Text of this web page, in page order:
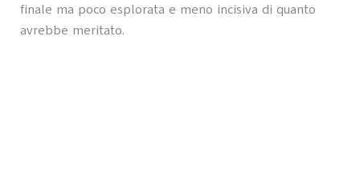
finale ma poco esplorata e meno incisiva di quanto
avrebbe meritato.